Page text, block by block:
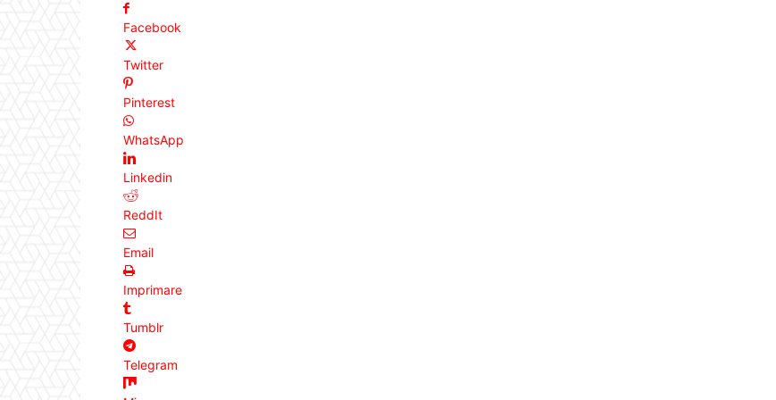
Facebook
Twitter
Pinterest
WhatsApp
Linkedin
ReddIt
Email
Imprimare
Tumblr
Telegram